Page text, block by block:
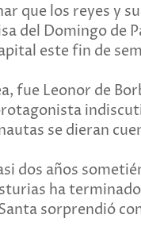
que los reyes y
del Domingo de
este fin de
fue Leonor de
se dieran
dos años
ha
sorprendió